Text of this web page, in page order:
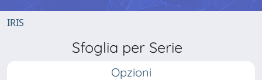
IRIS
Sfoglia per Serie
Opzioni